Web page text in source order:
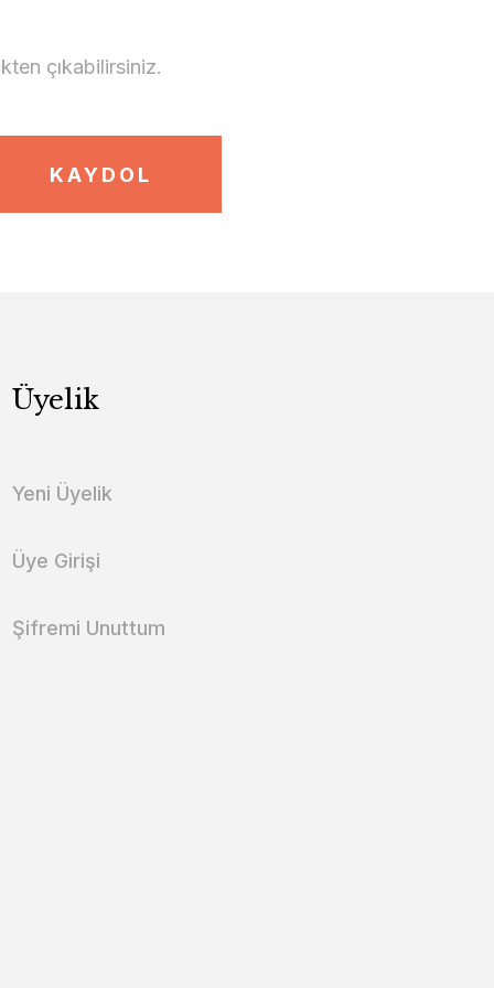
çıkabilirsiniz.
KAYDOL
Üyelik
Yeni Üyelik
Üye Girişi
Şifremi Unuttum